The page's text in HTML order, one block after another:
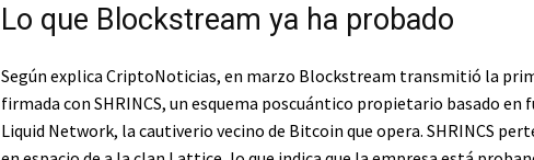
Lo que Blockstream ya ha probado
Según explica CriptoNoticias, en marzo Blockstream transmitió la
firmada con SHRINCS, un esquema poscuántico propietario basado en
Liquid Network, la cautiverio vecino de Bitcoin que opera. SHRINCS